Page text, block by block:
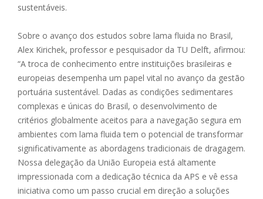
sustentáveis.
Sobre o avanço dos estudos sobre lama fluida no Brasil,
Alex Kirichek, professor e pesquisador da TU Delft, afirmou:
“A troca de conhecimento entre instituições brasileiras e
europeias desempenha um papel vital no avanço da gestão
portuária sustentável. Dadas as condições sedimentares
complexas e únicas do Brasil, o desenvolvimento de
critérios globalmente aceitos para a navegação segura em
ambientes com lama fluida tem o potencial de transformar
significativamente as abordagens tradicionais de dragagem.
Nossa delegação da União Europeia está altamente
impressionada com a dedicação técnica da APS e vê essa
iniciativa como um passo crucial em direção a soluções